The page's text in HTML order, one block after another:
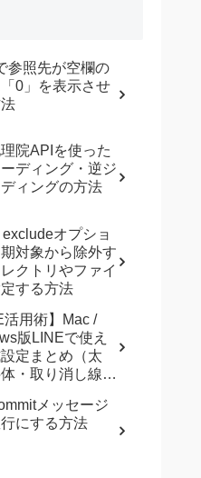
参照先が空欄の
0」を表示させ
院APIを使った
ディング・逆ジ
ィングの方法
excludeオプショ
対象から除外す
クトリやファイ
する方法
活用術】Mac /
版LINEで使え
定まとめ（太
・取り消し線・
メッセージ
にする方法